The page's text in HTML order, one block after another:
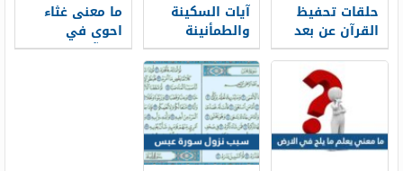
حلقات تحفيظ
القرآن عن بعد
للنساء مجانا
آيات السكينة
والطمأنينة
مكتوبة
ما معنى غثاء
احوى في
القرآن الكريم